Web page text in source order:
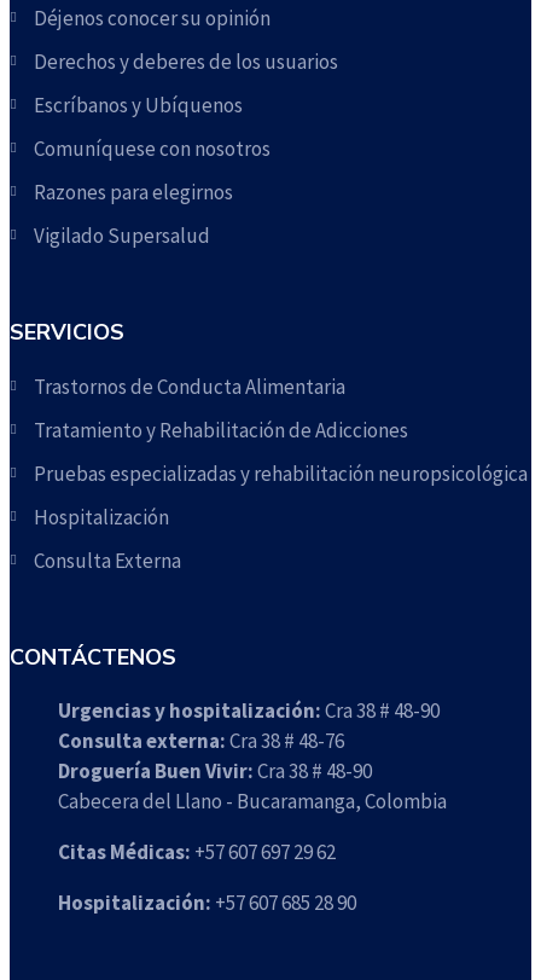
Déjenos conocer su opinión
Derechos y deberes de los usuarios
Escríbanos y Ubíquenos
Comuníquese con nosotros
Razones para elegirnos
Vigilado Supersalud
SERVICIOS
Trastornos de Conducta Alimentaria
Tratamiento y Rehabilitación de Adicciones
Pruebas especializadas y rehabilitación neuropsicológica
Hospitalización
Consulta Externa
CONTÁCTENOS
Urgencias y hospitalización:Cra 38 # 48-90
Consulta externa:Cra 38 # 48-76
Droguería Buen Vivir:Cra 38 # 48-90
Cabecera del Llano - Bucaramanga, Colombia
Citas Médicas: +57 607 697 29 62
Hospitalización: +57 607 685 28 90